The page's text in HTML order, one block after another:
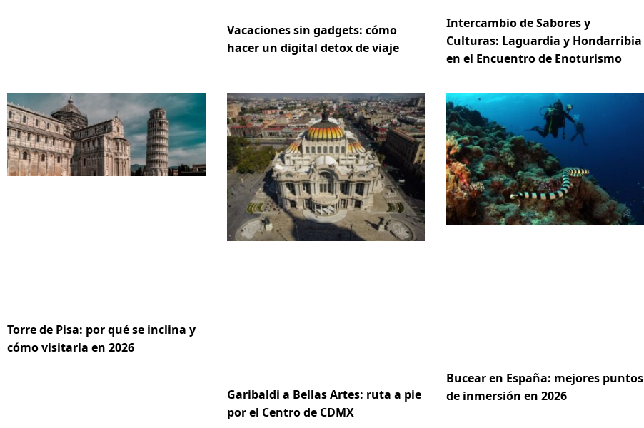
Vacaciones sin gadgets: cómo
hacer un digital detox de viaje
Intercambio de Sabores y
Culturas: Laguardia y Hondarribia
en el Encuentro de Enoturismo
Torre de Pisa: por qué se inclina y
cómo visitarla en 2026
Garibaldi a Bellas Artes: ruta a pie
por el Centro de CDMX
Bucear en España: mejores puntos
de inmersión en 2026